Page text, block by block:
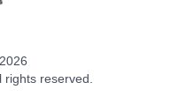
2026
reserved.